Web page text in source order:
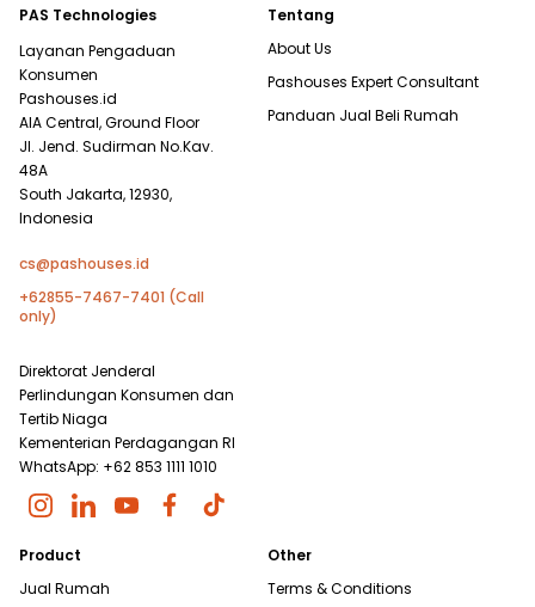
PAS Technologies
Layanan Pengaduan
Konsumen
Pashouses.id
AIA Central, Ground Floor
Jl. Jend. Sudirman No.Kav.
48A
South Jakarta, 12930,
Indonesia
cs@pashouses.id
+62855-7467-7401 (Call
only)
Direktorat Jenderal
Perlindungan Konsumen dan
Tertib Niaga
Kementerian Perdagangan RI
WhatsApp: +62 853 1111 1010
Tentang
About Us
Pashouses Expert Consultant
Panduan Jual Beli Rumah
Product
Jual Rumah
Other
Terms & Conditions